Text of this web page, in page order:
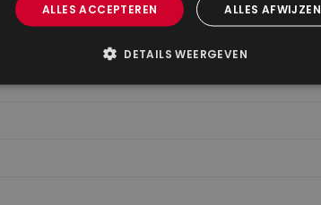
ALLES ACCEPTEREN ALLES AFWIJZEN
DETAILS WEERGEVEN